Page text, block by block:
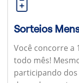
Sorteios
Você concorre a
todo mês!
participando